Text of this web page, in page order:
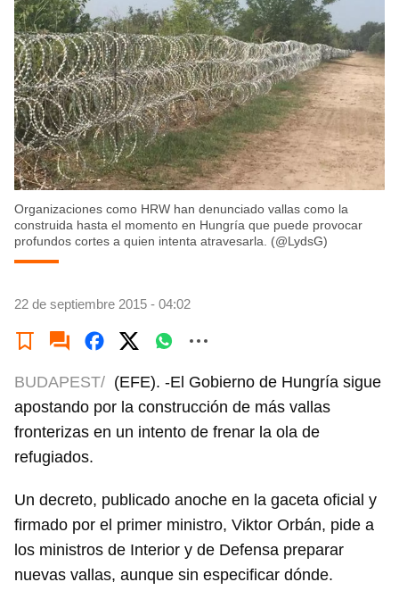
Organizaciones como HRW han denunciado vallas como la
construida hasta el momento en Hungría que puede provocar
profundos cortes a quien intenta atravesarla. (@LydsG)
22 de septiembre 2015 - 04:02
BUDAPEST/ (EFE). -El Gobierno de Hungría sigue
apostando por la construcción de más vallas
fronterizas en un intento de frenar la ola de
refugiados.
Un decreto, publicado anoche en la gaceta oficial y
firmado por el primer ministro, Viktor Orbán, pide a
los ministros de Interior y de Defensa preparar
nuevas vallas, aunque sin especificar dónde.